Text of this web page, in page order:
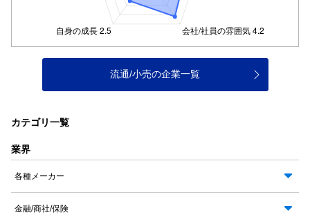
流通/小売の企業一覧
カテゴリ一覧
業界
各種メーカー
金融/商社/保険